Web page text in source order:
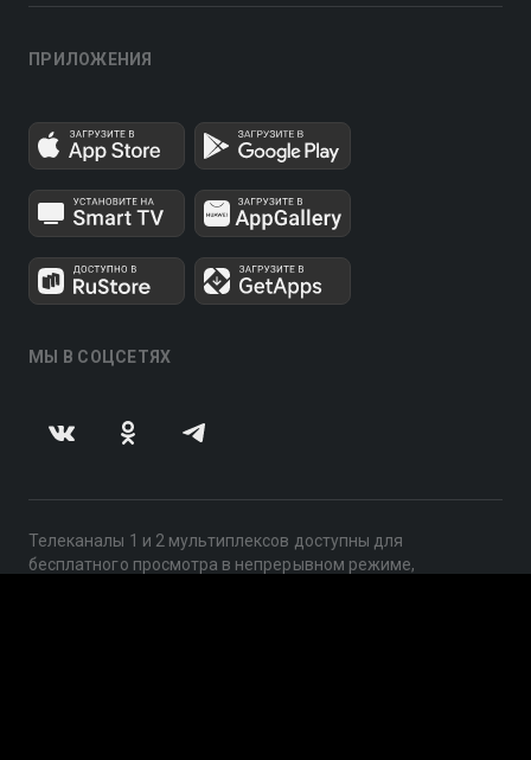
ПРИЛОЖЕНИЯ
МЫ В СОЦСЕТЯХ
Телеканалы 1 и 2 мультиплексов доступны для
бесплатного просмотра в непрерывном режиме,